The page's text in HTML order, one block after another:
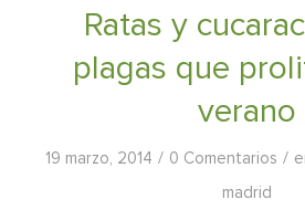
Ratas y
plagas que
verano
19 marzo, 2014 / 0 Comentarios /
madrid